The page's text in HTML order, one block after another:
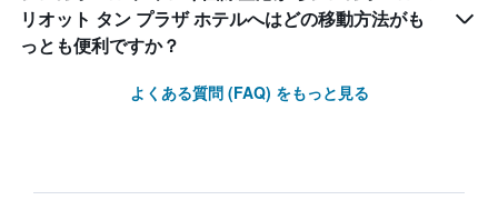
リオット タン プラザ ホテルへはどの移動方法がも
っとも便利ですか？
よくある質問 (FAQ) をもっと見る